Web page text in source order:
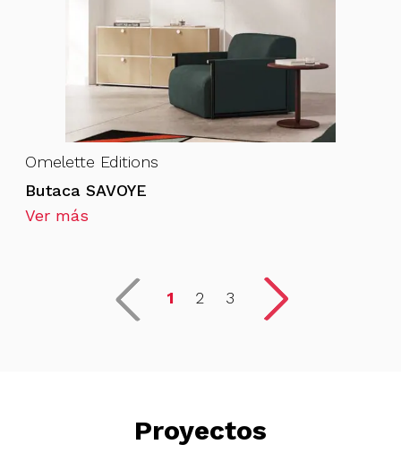
Omelette Editions
Butaca SAVOYE
Ver más
1 2 3
Proyectos